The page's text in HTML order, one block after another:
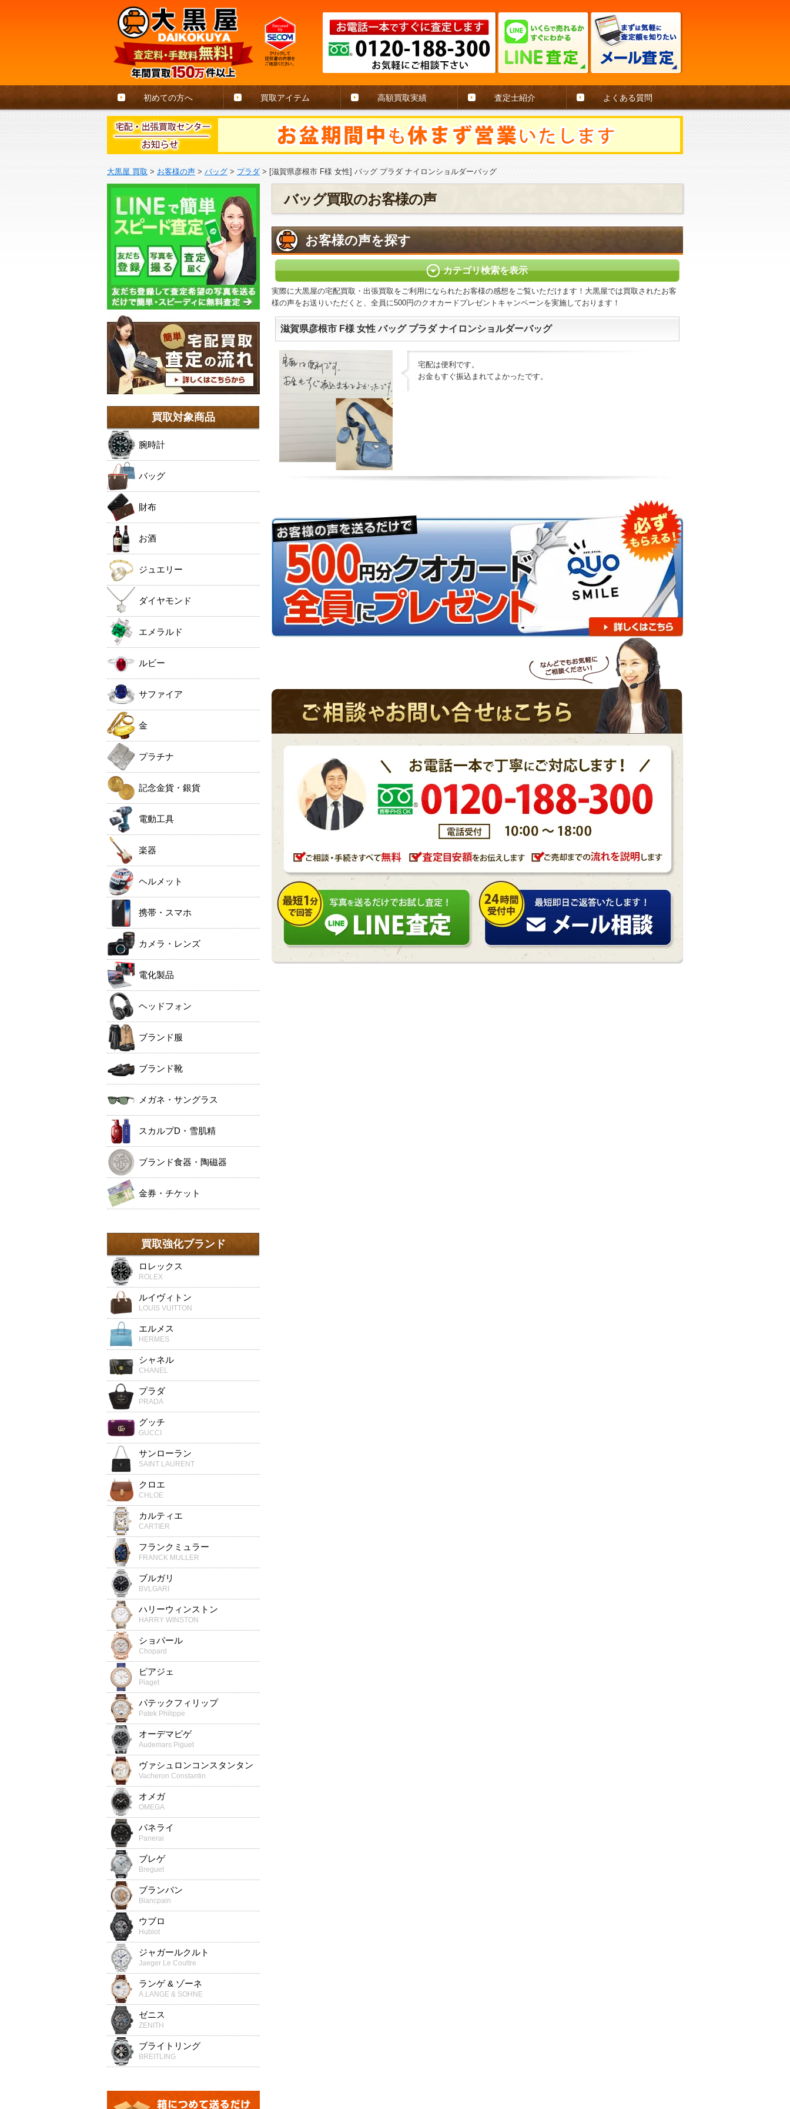
初めての方へ 買取アイテム 高額買取実績 査定士紹介 よくある質問
大黒屋 買取 > お客様の声 > バッグ > プラダ > [滋賀県彦根市 F様 女性] バッグ プラダ ナイロンショルダーバッグ
バッグ買取のお客様の声
お客様の声を探す
カテゴリ検索を表示
実際に大黒屋の宅配買取・出張買取をご利用になられたお客様の感想をご覧いただけます！大黒屋では買取されたお客
様の声をお送りいただくと、全員に500円のクオカードプレゼントキャンペーンを実施しております！
滋賀県彦根市 F様 女性 バッグ プラダ ナイロンショルダーバッグ
宅配は便利です。
お金もすぐ振込まれてよかったです。
買取対象商品
腕時計
バッグ
財布
お酒
ジュエリー
ダイヤモンド
エメラルド
ルビー
サファイア
金
プラチナ
記念金貨・銀貨
電動工具
楽器
ヘルメット
携帯・スマホ
カメラ・レンズ
電化製品
ヘッドフォン
ブランド服
ブランド靴
メガネ・サングラス
スカルプD・雪肌精
ブランド食器・陶磁器
金券・チケット
買取強化ブランド
ロレックス
ROLEX
ルイヴィトン
LOUIS VUITTON
エルメス
HERMES
シャネル
CHANEL
プラダ
PRADA
グッチ
GUCCI
サンローラン
SAINT LAURENT
クロエ
CHLOE
カルティエ
CARTIER
フランクミュラー
FRANCK MULLER
ブルガリ
BVLGARI
ハリーウィンストン
HARRY WINSTON
ショパール
Chopard
ピアジェ
Piaget
パテックフィリップ
Patek Philippe
オーデマピゲ
Audemars Piguet
ヴァシュロンコンスタンタン
Vacheron Constantin
オメガ
OMEGA
パネライ
Panerai
ブレゲ
Breguet
ブランパン
Blancpain
ウブロ
Hublot
ジャガールクルト
Jaeger Le Coultre
ランゲ & ゾーネ
A.LANGE & SOHNE
ゼニス
ZENITH
ブライトリング
BREITLING